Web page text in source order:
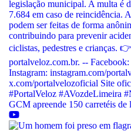
GCM apreende 150 carretéis de